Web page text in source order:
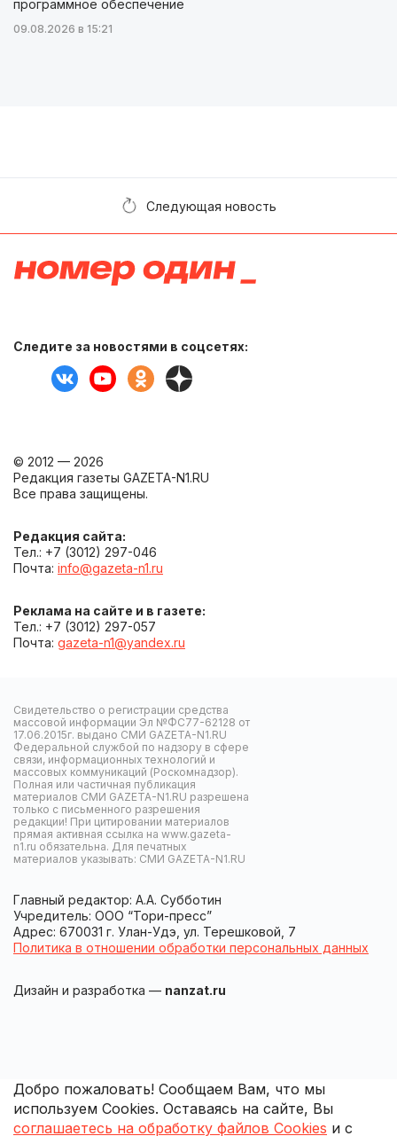
программное обеспечение
09.08.2026 в 15:21
Следующая новость
Следите за новостями в соцсетях:
© 2012 — 2026
Редакция газеты GAZETA-N1.RU
Все права защищены.
Редакция сайта:
Тел.: +7 (3012) 297-046
Почта: info@gazeta-n1.ru
Реклама на сайте и в газете:
Тел.: +7 (3012) 297-057
Почта: gazeta-n1@yandex.ru
Свидетельство о регистрации средства
массовой информации Эл №ФС77-62128 от
17.06.2015г. выдано СМИ GAZETA-N1.RU
Федеральной службой по надзору в сфере
связи, информационных технологий и
массовых коммуникаций (Роскомнадзор).
Полная или частичная публикация
материалов СМИ GAZETA-N1.RU разрешена
только с письменного разрешения
редакции! При цитировании материалов
прямая активная ссылка на www.gazeta-
n1.ru обязательна. Для печатных
материалов указывать: СМИ GAZETA-N1.RU
Главный редактор: А.А. Субботин
Учредитель: ООО “Тори-пресс”
Адрес: 670031 г. Улан-Удэ, ул. Терешковой, 7
Политика в отношении обработки персональных данных
Дизайн и разработка — nanzat.ru
Добро пожаловать! Сообщаем Вам, что мы
используем Cookies. Оставаясь на сайте, Вы
соглашаетесь на обработку файлов Cookies и с